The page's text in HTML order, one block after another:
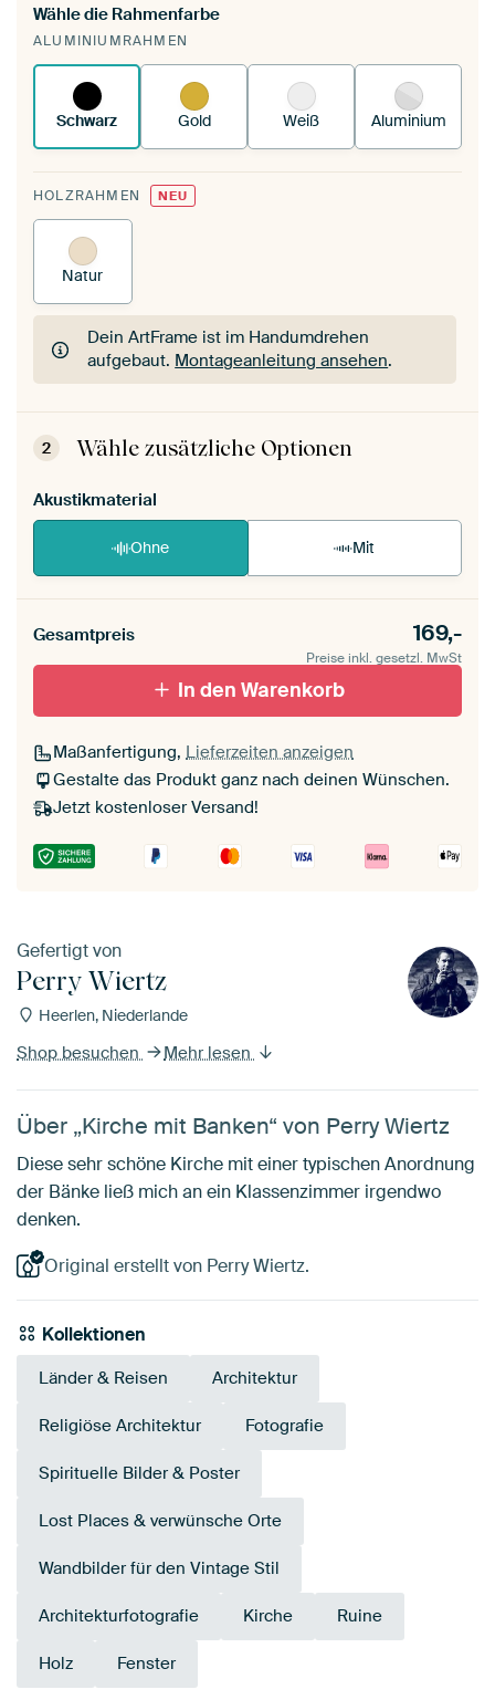
Du spannst einen wechselbaren Textiltuch in
deinen vorhandenen ArtFrame™.
funktioniert es.
Wähle die Rahmenfarbe
ALUMINIUMRAHMEN
Schwarz Gold Weiß Aluminium
HOLZRAHMEN NEU
Natur
Dein ArtFrame ist im Handumdrehen
aufgebaut. Montageanleitung ansehen.
Dein ArtFrame ist im Handumdrehen
aufgebaut.Montageanleitung ansehen
2 Wähle zusätzliche Optionen
Akustikmaterial
Ohne Mit
Gesamtpreis 169,-
Preise inkl. gesetzl. MwSt
In den Warenkorb
Maßanfertigung, Lieferzeiten anzeigen
Gestalte das Produkt ganz nach deinen Wünschen.
Jetzt kostenloser Versand!
Gefertigt von
Perry Wiertz
Heerlen, Niederlande
Shop besuchen Mehr lesen
Über „Kirche mit Banken“ von Perry Wiertz
Diese sehr schöne Kirche mit einer typischen Anordnung
der Bänke ließ mich an ein Klassenzimmer irgendwo
denken.
Original erstellt von Perry Wiertz.
Kollektionen
Länder & Reisen Architektur
Religiöse Architektur Fotografie
Spirituelle Bilder & Poster
Lost Places & verwünsche Orte
Wandbilder für den Vintage Stil
Architekturfotografie Kirche Ruine
Holz Fenster